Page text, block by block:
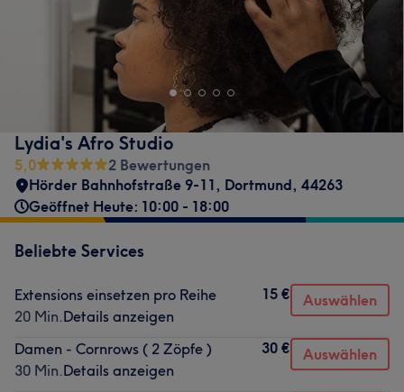
Lydia's Afro Studio
5,0
2 Bewertungen
Hörder Bahnhofstraße 9-11, Dortmund, 44263
Geöffnet Heute: 10:00 - 18:00
Beliebte Services
Extensions einsetzen pro Reihe
20 Min.Details anzeigen
15 € Auswählen
Damen - Cornrows ( 2 Zöpfe )
30 Min.Details anzeigen
30 € Auswählen